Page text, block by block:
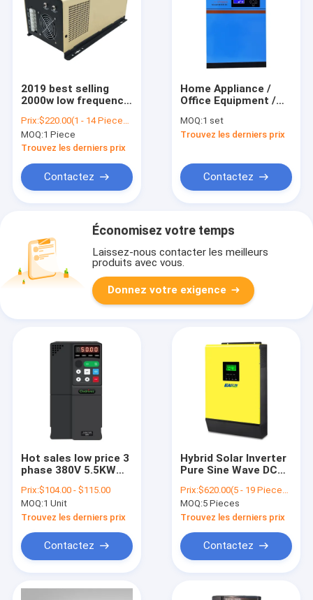
2019 best selling
2000w low frequency
star w7 hybrid off
grid solar water
pump inverter
Prix:$220.00(1 - 14 Pieces) $210.00(15 - 29 Pieces) $200.00(>=30 Pieces)
MOQ:1 Piece
Trouvez les derniers prix
Contactez
Home Appliance /
Office Equipment /
5.5kw High Frequency
Hybrid Solar Inverter
MOQ:1 set
Trouvez les derniers prix
Contactez
Économisez votre temps
Laissez-nous contacter les meilleurs
produits avec vous.
Donnez votre exigence
Hot sales low price 3
phase 380V 5.5KW
Inverter for solar
water pump system
Prix:$104.00 - $115.00
MOQ:1 Unit
Trouvez les derniers prix
Contactez
Hybrid Solar Inverter
Pure Sine Wave DC
Inverter 24V to
48Vdc 5Kva 4000W
230Vac MPPT Solar
Power Inverter
System
Prix:$620.00(5 - 19 Pieces) $605.00(20 - 49 Pieces) $590.00(>=50 Pieces)
MOQ:5 Pieces
Trouvez les derniers prix
Contactez